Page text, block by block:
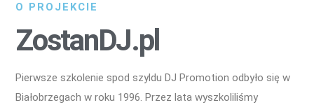
O PROJEKCIE
ZostanDJ.pl
Pierwsze szkolenie spod szyldu DJ Promotion odbyło się w
Białobrzegach w roku 1996. Przez lata wyszkoliliśmy